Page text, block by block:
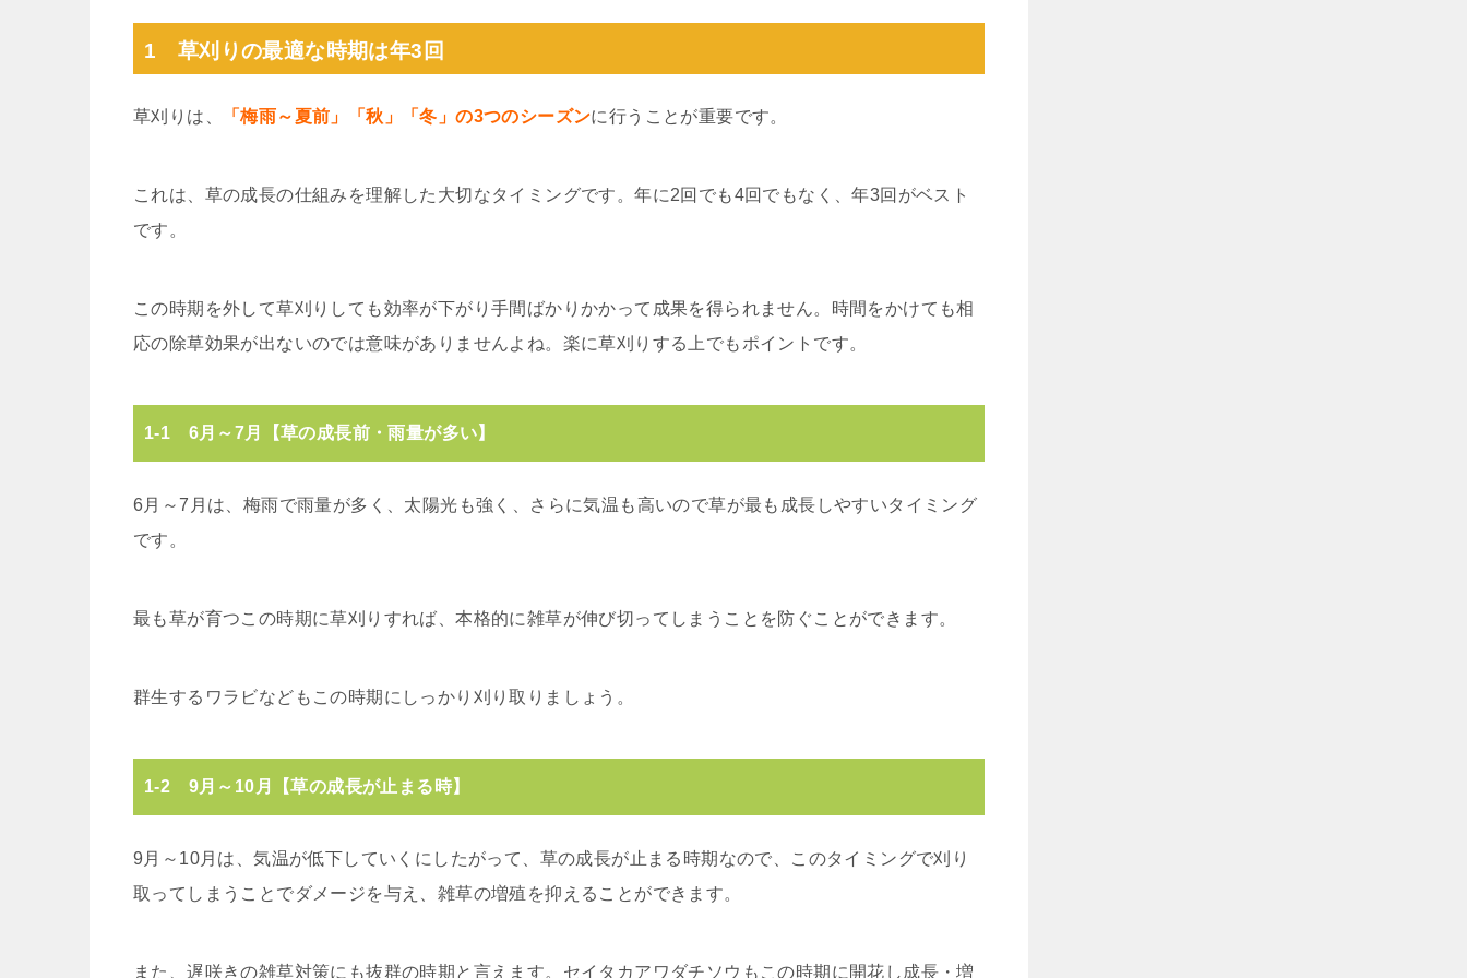
1 草刈りの最適な時期は年3回
草刈りは、 「梅雨～夏前」「秋」「冬」の3つのシーズンに行うことが重要です。
これは、草の成長の仕組みを理解した大切なタイミングです。年に2回でも4回でもなく、年3回がベスト
です。
この時期を外して草刈りしても効率が下がり手間ばかりかかって成果を得られません。時間をかけても相
応の除草効果が出ないのでは意味がありませんよね。楽に草刈りする上でもポイントです。
1-1 6月～7月【草の成長前・雨量が多い】
6月～7月は、梅雨で雨量が多く、太陽光も強く、さらに気温も高いので草が最も成長しやすいタイミング
です。
最も草が育つこの時期に草刈りすれば、本格的に雑草が伸び切ってしまうことを防ぐことができます。
群生するワラビなどもこの時期にしっかり刈り取りましょう。
1-2 9月～10月【草の成長が止まる時】
9月～10月は、気温が低下していくにしたがって、草の成長が止まる時期なので、このタイミングで刈り
取ってしまうことでダメージを与え、雑草の増殖を抑えることができます。
また、遅咲きの雑草対策にも抜群の時期と言えます。セイタカアワダチソウもこの時期に開花し成長・増